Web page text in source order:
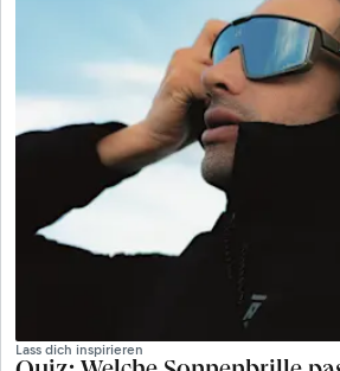
Lass dich inspirieren